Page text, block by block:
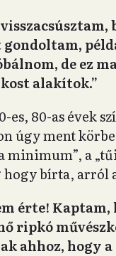
de ez
alakítok.”
es, 80-as évek
úgy ment
minimum”, a
bírta, arról
érte!
ripkó
ahhoz, hogy